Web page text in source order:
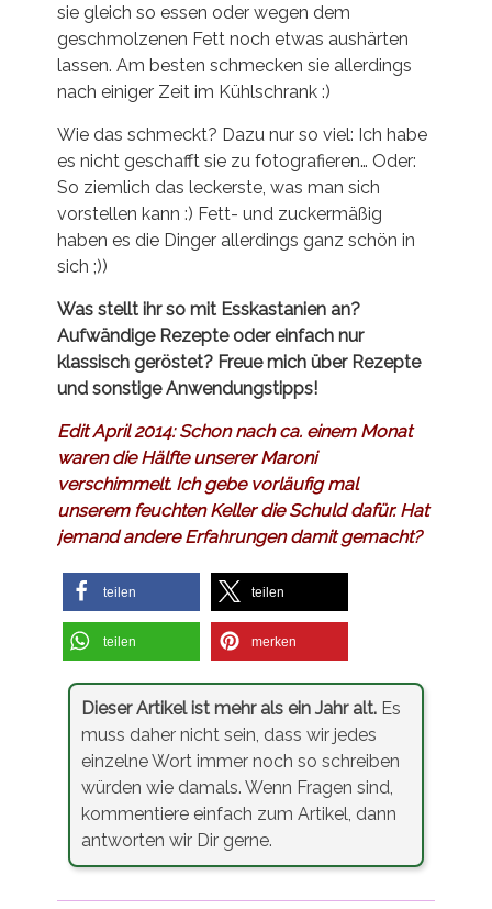
sie gleich so essen oder wegen dem
geschmolzenen Fett noch etwas aushärten
lassen. Am besten schmecken sie allerdings
nach einiger Zeit im Kühlschrank :)
Wie das schmeckt? Dazu nur so viel: Ich habe
es nicht geschafft sie zu fotografieren… Oder:
So ziemlich das leckerste, was man sich
vorstellen kann :) Fett- und zuckermäßig
haben es die Dinger allerdings ganz schön in
sich ;))
Was stellt ihr so mit Esskastanien an?
Aufwändige Rezepte oder einfach nur
klassisch geröstet? Freue mich über Rezepte
und sonstige Anwendungstipps!
Edit April 2014: Schon nach ca. einem Monat
waren die Hälfte unserer Maroni
verschimmelt. Ich gebe vorläufig mal
unserem feuchten Keller die Schuld dafür. Hat
jemand andere Erfahrungen damit gemacht?
teilen teilen
teilen merken
Dieser Artikel ist mehr als ein Jahr alt. Es
muss daher nicht sein, dass wir jedes
einzelne Wort immer noch so schreiben
würden wie damals. Wenn Fragen sind,
kommentiere einfach zum Artikel, dann
antworten wir Dir gerne.